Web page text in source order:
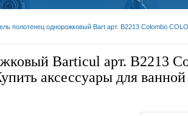
полотенец однорожковый Bart арт. B2213 Colombo
Barticul арт. B2213
аксессуары для ванной